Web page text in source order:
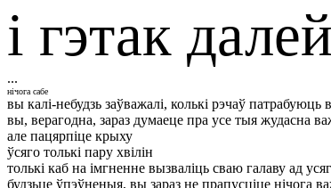
і гэтак далей
...
нічога сабе
вы калі-небудзь заўважалі, колькі рэчаў патрабуюць
вы, верагодна, зараз думаеце пра усе тыя жудасна
але пацярпіце крыху
ўсяго толькі пару хвілін
толькі каб на імгненне вызваліць сваю галаву ад
будзьце ўпэўненыя, вы зараз не прапусціце нічога